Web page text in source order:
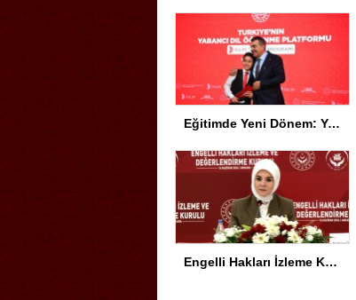
Eğitimde Yeni Dönem: Yapay Zeka ve Türkçe Vurgusu
Engelli Hakları İzleme Kurulu Toplandı